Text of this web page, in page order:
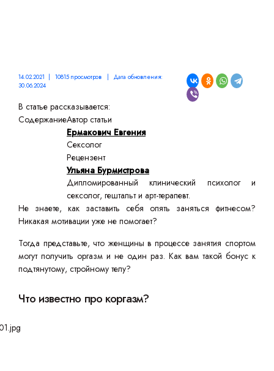
14.02.2021 | 10815 просмотров | Дата обновления:
30.06.2024
В статье рассказывается:
СодержаниеАвтор статьи
Ермакович Евгения
Сексолог
Рецензент
Ульяна Бурмистрова
Дипломированный клинический психолог и
сексолог, гештальт и арт-терапевт.
Не знаете, как заставить себя опять заняться фитнесом?
Никакая мотивации уже не помогает?
Тогда представьте, что женщины в процессе занятия спортом
могут получить оргазм и не один раз. Как вам такой бонус к
подтянутому, стройному телу?
Что известно про коргазм?